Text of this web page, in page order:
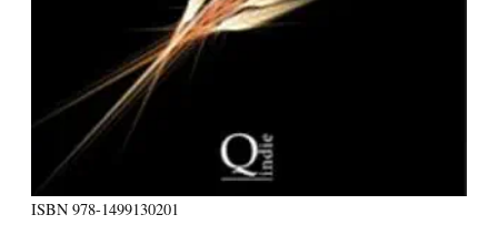
ISBN 978-1499130201